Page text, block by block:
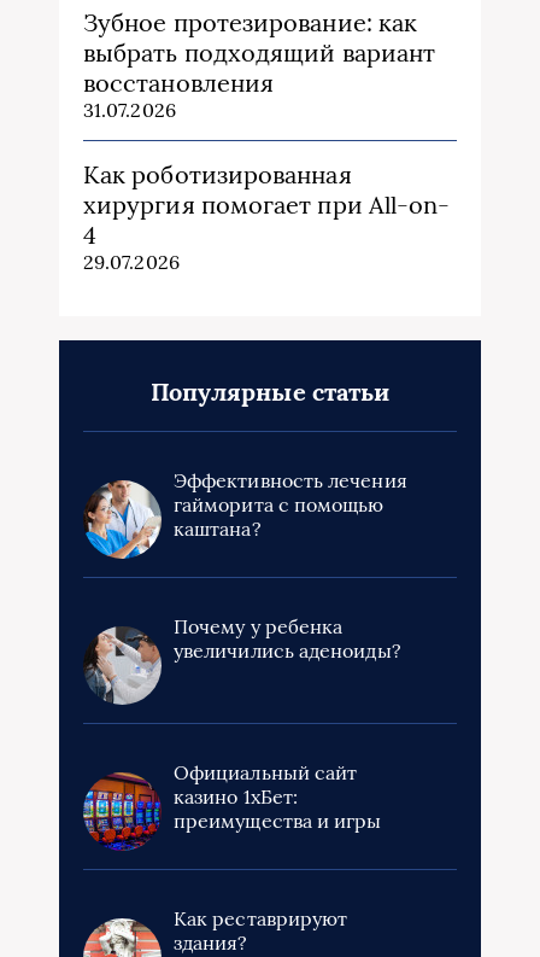
Зубное протезирование: как
выбрать подходящий вариант
восстановления
31.07.2026
Как роботизированная
хирургия помогает при All-on-
4
29.07.2026
Популярные статьи
Эффективность лечения
гайморита с помощью
каштана?
Почему у ребенка
увеличились аденоиды?
Официальный сайт
казино 1хБет:
преимущества и игры
Как реставрируют
здания?